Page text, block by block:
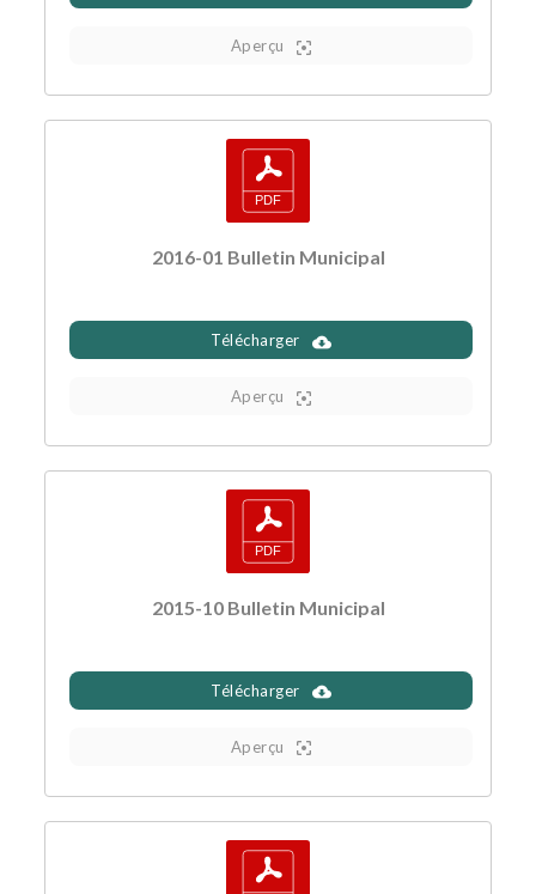
Aperçu
2016-01 Bulletin Municipal
Télécharger
Aperçu
2015-10 Bulletin Municipal
Télécharger
Aperçu